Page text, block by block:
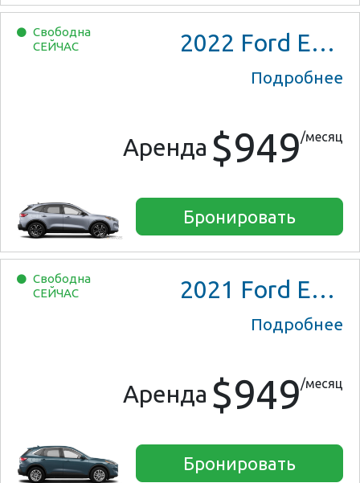
Свободна
СЕЙЧАС
2022 Ford Escape SE Hybrid
Подробнее
Аренда $949/месяц
Бронировать
Свободна
СЕЙЧАС
2021 Ford Escape SE Hybrid
Подробнее
Аренда $949/месяц
Бронировать